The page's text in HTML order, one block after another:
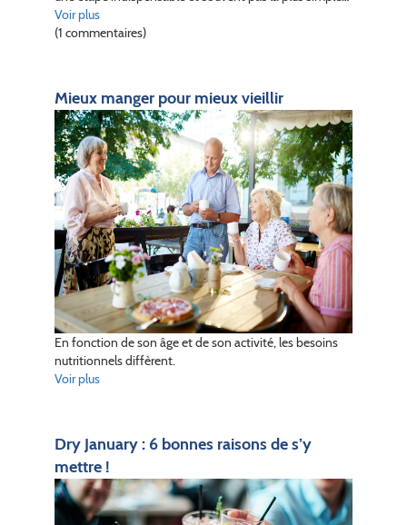
Voir plus
(1 commentaires)
Mieux manger pour mieux vieillir
En fonction de son âge et de son activité, les besoins
nutritionnels diffèrent.
Voir plus
Dry January : 6 bonnes raisons de s’y
mettre !